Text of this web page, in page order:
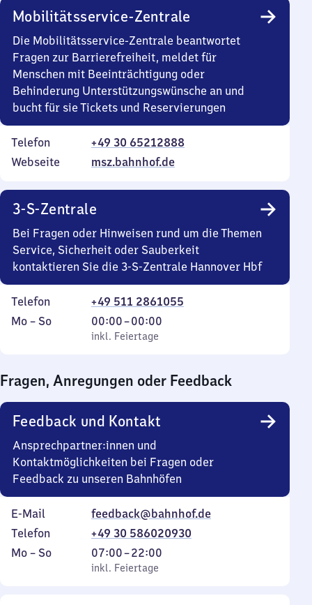
Mobilitätsservice-Zentrale
Die Mobilitätsservice-Zentrale beantwortet
Fragen zur Barrierefreiheit, meldet für
Menschen mit Beeinträchtigung oder
Behinderung Unterstützungswünsche an und
bucht für sie Tickets und Reservierungen
Telefon
+49 30 65212888
Webseite
msz.bahnhof.de
3-S-Zentrale
Bei Fragen oder Hinweisen rund um die Themen
Service, Sicherheit oder Sauberkeit
kontaktieren Sie die 3-S-Zentrale Hannover Hbf
Telefon
+49 511 2861055
Montag
Mo – So,
inkl. Feiertage
00:00–00:00
Von
0
0
Uhr
inkl. Feiertage
Fragen, Anregungen oder Feedback
Feedback und Kontakt
Ansprechpartner:innen und
Kontaktmöglichkeiten bei Fragen oder
Feedback zu unseren Bahnhöfen
E-Mail
feedback@bahnhof.de
Telefon
+49 30 586020930
Montag
Mo – So,
inkl. Feiertage
07:00–22:00
Von
7
inkl. Feiertage